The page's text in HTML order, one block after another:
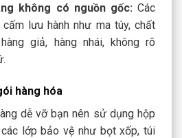
không có nguồn gốc: Các
lưu hành như ma túy, chất
giả, hàng nhái, không rõ
hàng hóa
dễ vỡ bạn nên sử dụng hộp
lớp bảo vệ như bọt xốp, túi